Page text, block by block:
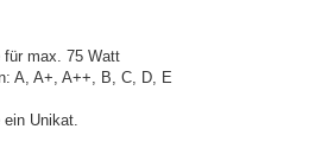
für max. 75 Watt
A, A+, A++, B, C, D, E
Unikat.